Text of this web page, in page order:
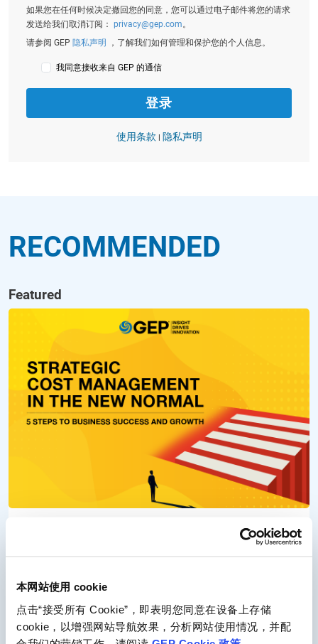
本网站使用 cookie
点击“接受所有 Cookie”，即表明您同意在设备上存储
cookie，以增强网站导航效果，分析网站使用情况，并配
如果您在任何时候决定撤回您的同意，您可以通过电子邮件将您的请求
发送给我们取消订阅： privacy@gep.com 。
请参阅 GEP 隐私声明 ，了解我们如何管理和保护您的个人信息。
我同意接收来自 GEP 的通信
使用条款 隐私声明
RECOMMENDED
Featured
Strategic Cost Management in the New Normal
to weather uncertainty and drive revenue growth.
Read More